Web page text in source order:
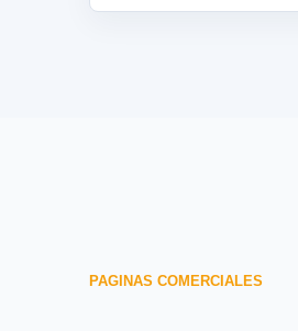
PAGINAS COMERCIALES